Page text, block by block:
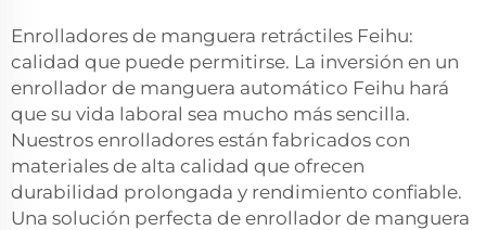
Enrolladores de manguera retráctiles Feihu:
calidad que puede permitirse. La inversión en un
enrollador de manguera automático Feihu hará
que su vida laboral sea mucho más sencilla.
Nuestros enrolladores están fabricados con
materiales de alta calidad que ofrecen
durabilidad prolongada y rendimiento confiable.
Una solución perfecta de enrollador de manguera